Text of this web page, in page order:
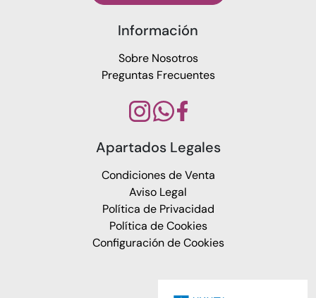
Información
Sobre Nosotros
Preguntas Frecuentes
Apartados Legales
Condiciones de Venta
Aviso Legal
Política de Privacidad
Política de Cookies
Configuración de Cookies